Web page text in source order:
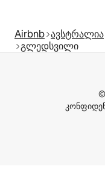
Airbnb ავსტრალია
გლედსვილი
©